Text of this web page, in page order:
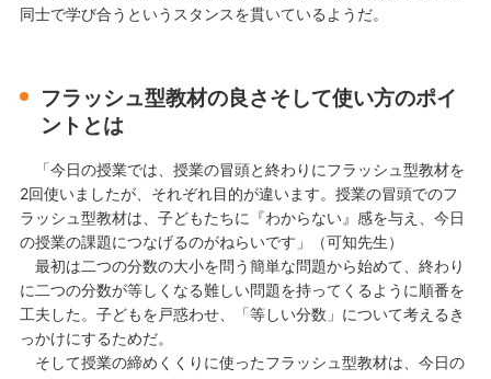
同士で学び合うというスタンスを貫いているようだ。
フラッシュ型教材の良さそして使い方のポイ
ントとは
「今日の授業では、授業の冒頭と終わりにフラッシュ型教材を
2回使いましたが、それぞれ目的が違います。授業の冒頭でのフ
ラッシュ型教材は、子どもたちに『わからない』感を与え、今日
の授業の課題につなげるのがねらいです」（可知先生）
最初は二つの分数の大小を問う簡単な問題から始めて、終わり
に二つの分数が等しくなる難しい問題を持ってくるように順番を
工夫した。子どもを戸惑わせ、「等しい分数」について考えるき
っかけにするためだ。
そして授業の締めくくりに使ったフラッシュ型教材は、今日の